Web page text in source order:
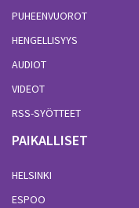
PUHEENVUOROT
HENGELLISYYS
AUDIOT
VIDEOT
RSS-SYÖTTEET
PAIKALLISET
HELSINKI
ESPOO